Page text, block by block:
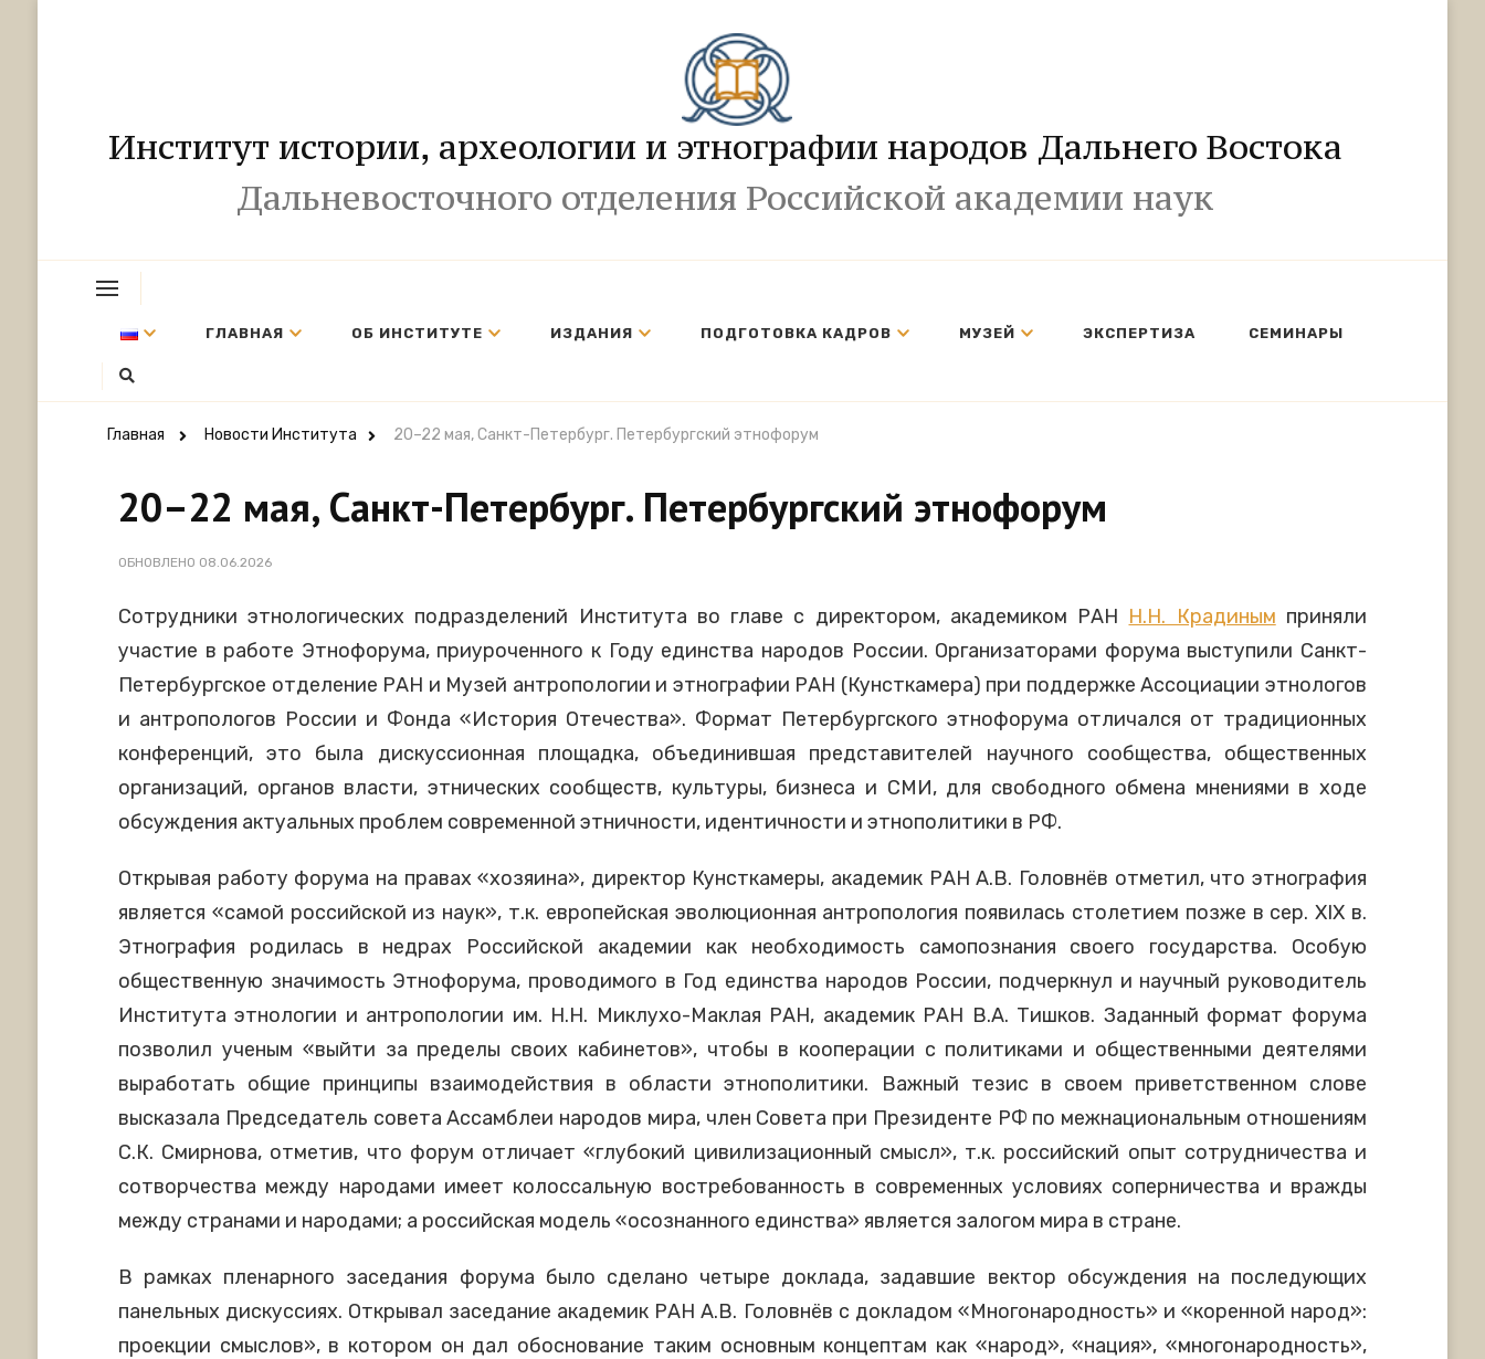
Институт истории, археологии и этнографии народов Дальнего Востока
Дальневосточного отделения Российской академии наук
ГЛАВНАЯ ОБ ИНСТИТУТЕ ИЗДАНИЯ ПОДГОТОВКА КАДРОВ МУЗЕЙ ЭКСПЕРТИЗА СЕМИНАРЫ
Главная Новости Института 20–22 мая, Санкт-Петербург. Петербургский этнофорум
20–22 мая, Санкт-Петербург. Петербургский этнофорум
ОБНОВЛЕНО 08.06.2026
Сотрудники этнологических подразделений Института во главе с директором, академиком РАН Н.Н. Крадиным приняли
участие в работе Этнофорума, приуроченного к Году единства народов России. Организаторами форума выступили Санкт-
Петербургское отделение РАН и Музей антропологии и этнографии РАН (Кунсткамера) при поддержке Ассоциации этнологов
и антропологов России и Фонда «История Отечества». Формат Петербургского этнофорума отличался от традиционных
конференций, это была дискуссионная площадка, объединившая представителей научного сообщества, общественных
организаций, органов власти, этнических сообществ, культуры, бизнеса и СМИ, для свободного обмена мнениями в ходе
обсуждения актуальных проблем современной этничности, идентичности и этнополитики в РФ.
Открывая работу форума на правах «хозяина», директор Кунсткамеры, академик РАН А.В. Головнёв отметил, что этнография
является «самой российской из наук», т.к. европейская эволюционная антропология появилась столетием позже в сер. XIX в.
Этнография родилась в недрах Российской академии как необходимость самопознания своего государства. Особую
общественную значимость Этнофорума, проводимого в Год единства народов России, подчеркнул и научный руководитель
Института этнологии и антропологии им. Н.Н. Миклухо-Маклая РАН, академик РАН В.А. Тишков. Заданный формат форума
позволил ученым «выйти за пределы своих кабинетов», чтобы в кооперации с политиками и общественными деятелями
выработать общие принципы взаимодействия в области этнополитики. Важный тезис в своем приветственном слове
высказала Председатель совета Ассамблеи народов мира, член Совета при Президенте РФ по межнациональным отношениям
С.К. Смирнова, отметив, что форум отличает «глубокий цивилизационный смысл», т.к. российский опыт сотрудничества и
сотворчества между народами имеет колоссальную востребованность в современных условиях соперничества и вражды
между странами и народами; а российская модель «осознанного единства» является залогом мира в стране.
В рамках пленарного заседания форума было сделано четыре доклада, задавшие вектор обсуждения на последующих
панельных дискуссиях. Открывал заседание академик РАН А.В. Головнёв с докладом «Многонародность» и «коренной народ»:
проекции смыслов», в котором он дал обоснование таким основным концептам как «народ», «нация», «многонародность»,